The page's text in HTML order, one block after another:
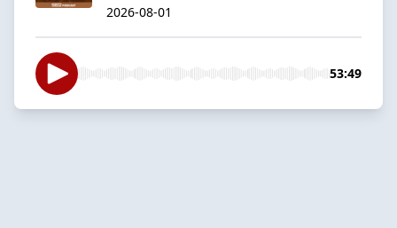
2026-08-01
53:49